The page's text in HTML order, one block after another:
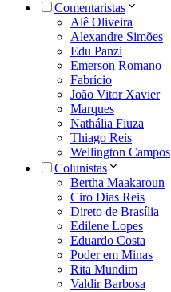
Comentaristas
Alê Oliveira
Alexandre Simões
Edu Panzi
Emerson Romano
Fabrício
João Vitor Xavier
Marques
Nathália Fiuza
Thiago Reis
Wellington Campos
Colunistas
Bertha Maakaroun
Ciro Dias Reis
Direto de Brasília
Edilene Lopes
Eduardo Costa
Poder em Minas
Rita Mundim
Valdir Barbosa